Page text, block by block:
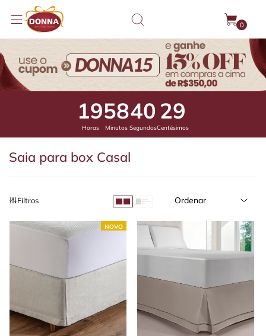
0
19
Horas
58
Minutos
39
Segundos
84
Centésimos
Saia para box Casal
Filtros Ordenar
NOVO